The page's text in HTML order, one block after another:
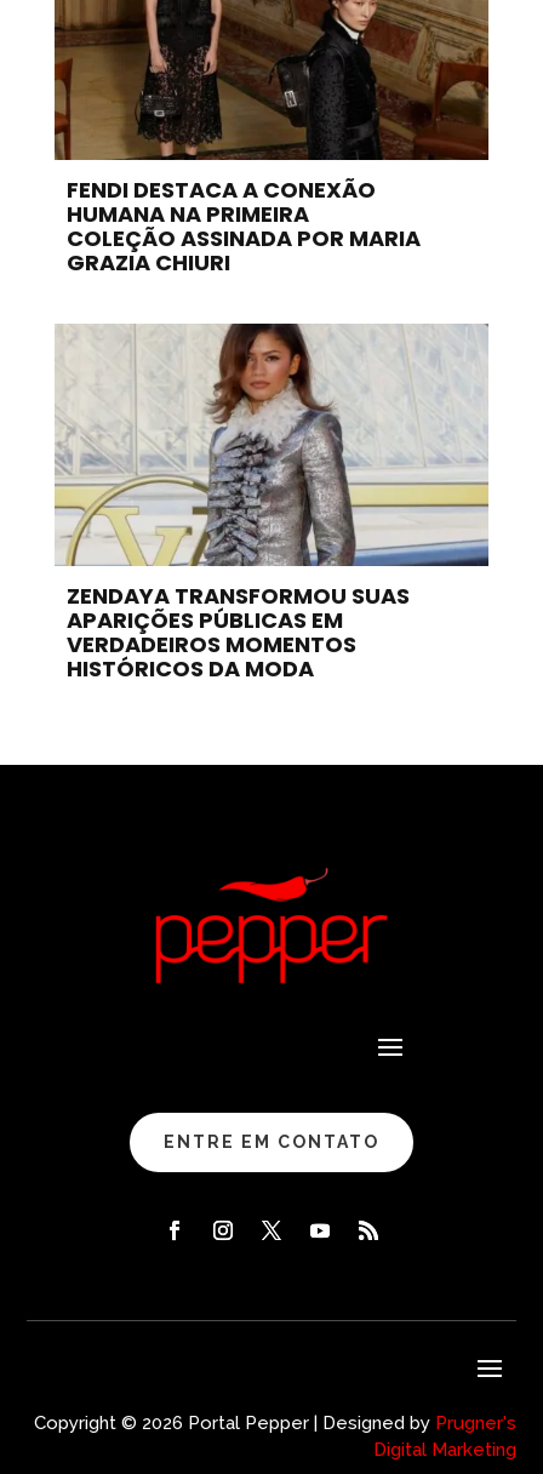
FENDI DESTACA A CONEXÃO
HUMANA NA PRIMEIRA
COLEÇÃO ASSINADA POR MARIA
GRAZIA CHIURI
ZENDAYA TRANSFORMOU SUAS
APARIÇÕES PÚBLICAS EM
VERDADEIROS MOMENTOS
HISTÓRICOS DA MODA
ENTRE EM CONTATO
Copyright © 2026 Portal Pepper | Designed by Prugner's
Digital Marketing